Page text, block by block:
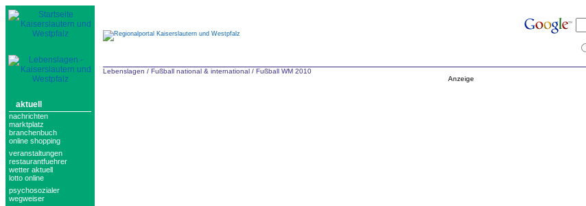
aktuell
nachrichten
marktplatz
branchenbuch
online shopping
veranstaltungen
restaurantfuehrer
wetter aktuell
lotto online
psychosozialer
wegweiser
Lebenslagen / Fußball national & international / Fußball WM 2010
Anzeige